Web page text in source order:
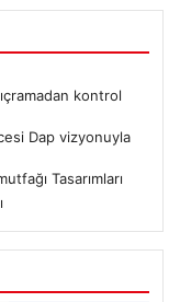
kontrol
Dap vizyonuyla
Tasarımları